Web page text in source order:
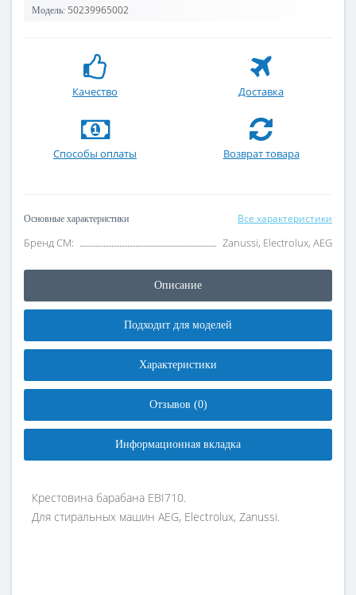
Модель: 50239965002
Качество Доставка
Способы оплаты Возврат товара
Основные характеристики Все характеристики
Бренд СМ: Zanussi, Electrolux, AEG
Описание
Подходит для моделей
Характеристики
Отзывов (0)
Информационная вкладка
Крестовина барабана EBI710.
Для стиральных машин AEG, Electrolux, Zanussi.